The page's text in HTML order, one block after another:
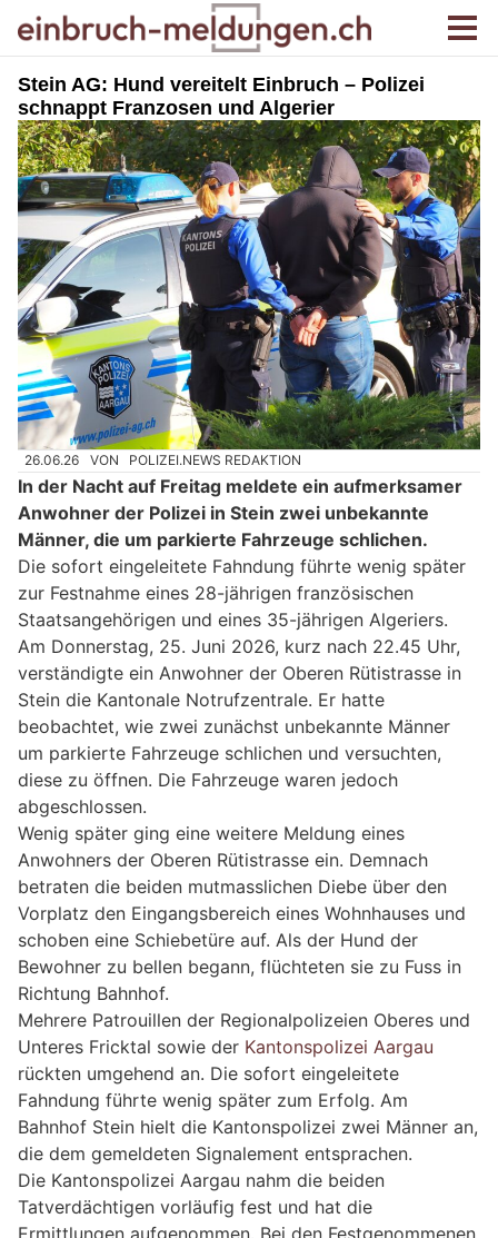
Stein AG: Hund vereitelt Einbruch – Polizei
schnappt Franzosen und Algerier
26.06.26 VON POLIZEI.NEWS REDAKTION
In der Nacht auf Freitag meldete ein aufmerksamer
Anwohner der Polizei in Stein zwei unbekannte
Männer, die um parkierte Fahrzeuge schlichen.
Die sofort eingeleitete Fahndung führte wenig später
zur Festnahme eines 28-jährigen französischen
Staatsangehörigen und eines 35-jährigen Algeriers.
Am Donnerstag, 25. Juni 2026, kurz nach 22.45 Uhr,
verständigte ein Anwohner der Oberen Rütistrasse in
Stein die Kantonale Notrufzentrale. Er hatte
beobachtet, wie zwei zunächst unbekannte Männer
um parkierte Fahrzeuge schlichen und versuchten,
diese zu öffnen. Die Fahrzeuge waren jedoch
abgeschlossen.
Wenig später ging eine weitere Meldung eines
Anwohners der Oberen Rütistrasse ein. Demnach
betraten die beiden mutmasslichen Diebe über den
Vorplatz den Eingangsbereich eines Wohnhauses und
schoben eine Schiebetüre auf. Als der Hund der
Bewohner zu bellen begann, flüchteten sie zu Fuss in
Richtung Bahnhof.
Mehrere Patrouillen der Regionalpolizeien Oberes und
Unteres Fricktal sowie der Kantonspolizei Aargau
rückten umgehend an. Die sofort eingeleitete
Fahndung führte wenig später zum Erfolg. Am
Bahnhof Stein hielt die Kantonspolizei zwei Männer an,
die dem gemeldeten Signalement entsprachen.
Die Kantonspolizei Aargau nahm die beiden
Tatverdächtigen vorläufig fest und hat die
Ermittlungen aufgenommen. Bei den Festgenommenen